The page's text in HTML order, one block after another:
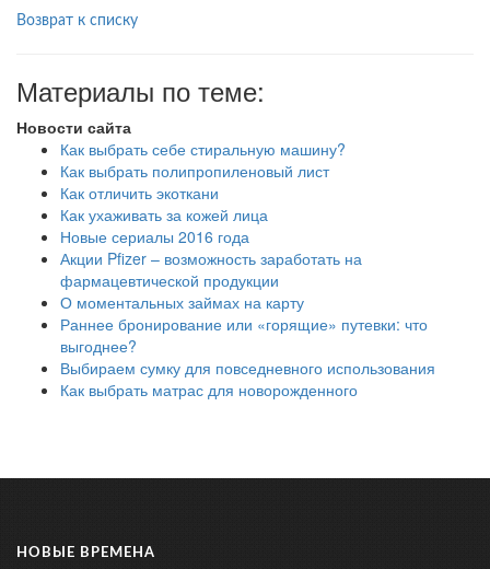
Возврат к списку
Материалы по теме:
Новости сайта
Как выбрать себе стиральную машину?
Как выбрать полипропиленовый лист
Как отличить экоткани
Как ухаживать за кожей лица
Новые сериалы 2016 года
Акции Pfizer – возможность заработать на
фармацевтической продукции
О моментальных займах на карту
Раннее бронирование или «горящие» путевки: что
выгоднее?
Выбираем сумку для повседневного использования
Как выбрать матрас для новорожденного
НОВЫЕ ВРЕМЕНА